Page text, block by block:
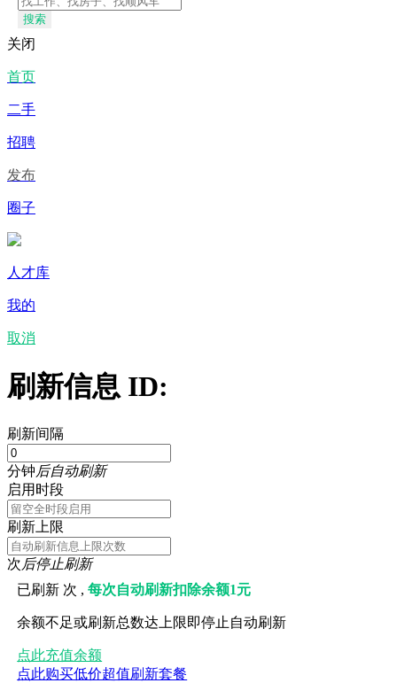
搜索
关闭
首页
二手
招聘
发布
圈子
人才库
我的
取消
刷新信息 ID:
刷新间隔
分钟后自动刷新
启用时段
刷新上限
次后停止刷新
已刷新 次 ,每次自动刷新扣除余额1元
余额不足或刷新总数达上限即停止自动刷新
点此充值余额
点此购买低价超值刷新套餐